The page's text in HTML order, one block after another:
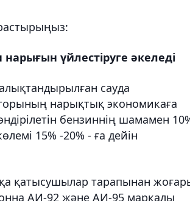
үйлестіруге әкеледі
сауда
нарықтық экономикаға
бензиннің шамамен
15% -20% - ға дейін
қатысушылар тарапынан
АИ-92 және АИ-95 маркалы